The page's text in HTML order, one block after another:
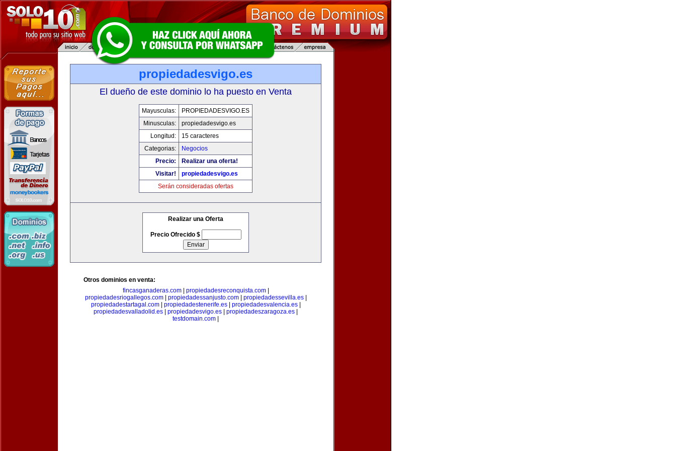
propiedadesvigo.es
El dueño de este dominio lo ha puesto en Venta
Mayusculas:
PROPIEDADESVIGO.ES
Minusculas:
propiedadesvigo.es
Longitud:
15 caracteres
Categorias:
Negocios
Precio:
Realizar una oferta!
Visitar!
propiedadesvigo.es
Serán consideradas ofertas
Realizar una Oferta
Precio Ofrecido $
Otros dominios en venta:
fincasganaderas.com| propiedadesreconquista.com|
propiedadesriogallegos.com| propiedadessanjusto.com| propiedadessevilla.es|
propiedadestartagal.com| propiedadestenerife.es| propiedadesvalencia.es|
propiedadesvalladolid.es
propiedadesvigo.es propiedadeszaragoza.es
testdomain.com